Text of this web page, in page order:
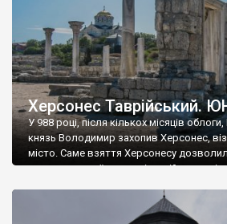
Херсонес Таврійський.
У 988 році, після кількох місяців
князь Володимир захопив Херсонес,
місто. Саме взяття Херсонесу
диктувати свої умови візантійському
Херсонесі Володимир-язичник, став
А потім було Хрещення Русі. На честь